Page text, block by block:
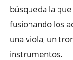
búsqueda la
fusionando los
una viola, un
instrumentos.